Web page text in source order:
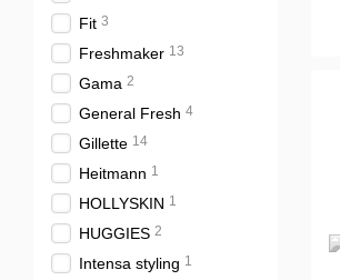
Fit 3
Freshmaker 13
Gama 2
General Fresh 4
Gillette 14
Heitmann 1
HOLLYSKIN 1
HUGGIES 2
Intensa styling 1